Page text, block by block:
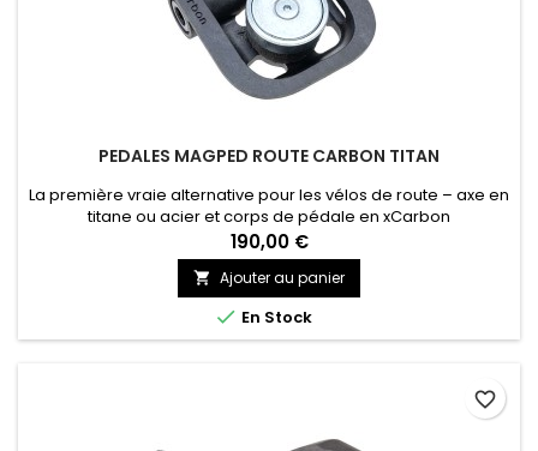
PEDALES MAGPED ROUTE CARBON TITAN
La première vraie alternative pour les vélos de route – axe en
titane ou acier et corps de pédale en xCarbon
190,00 €
 Ajouter au panier
 En Stock
favorite_border